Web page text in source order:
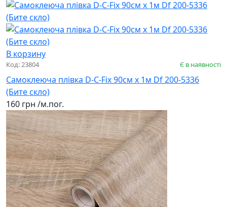
В корзину
Код: 23804 Є в наявності
Самоклеюча плівка D-C-Fix 90см х 1м Df 200-5336
(Бите скло)
160 грн /м.пог.